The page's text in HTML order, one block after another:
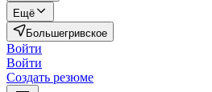
Ещё
Большегривское
Войти
Войти
Создать резюме